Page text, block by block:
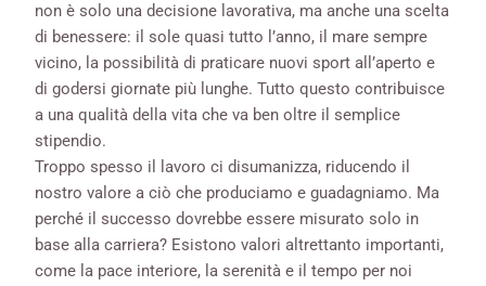
non è solo una decisione lavorativa, ma anche una scelta
di benessere: il sole quasi tutto l’anno, il mare sempre
vicino, la possibilità di praticare nuovi sport all’aperto e
di godersi giornate più lunghe. Tutto questo contribuisce
a una qualità della vita che va ben oltre il semplice
stipendio.
Troppo spesso il lavoro ci disumanizza, riducendo il
nostro valore a ciò che produciamo e guadagniamo. Ma
perché il successo dovrebbe essere misurato solo in
base alla carriera? Esistono valori altrettanto importanti,
come la pace interiore, la serenità e il tempo per noi